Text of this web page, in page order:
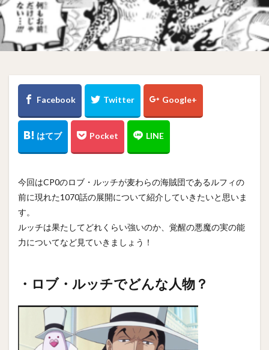
今回はCP0のロブ・ルッチが麦わらの海賊団であるルフィの
前に現れた1070話の展開について紹介していきたいと思いま
す。
ルッチは果たしてどれくらい強いのか、覚醒の悪魔の実の能
力についてなど見ていきましょう！
・ロブ・ルッチでどんな人物？